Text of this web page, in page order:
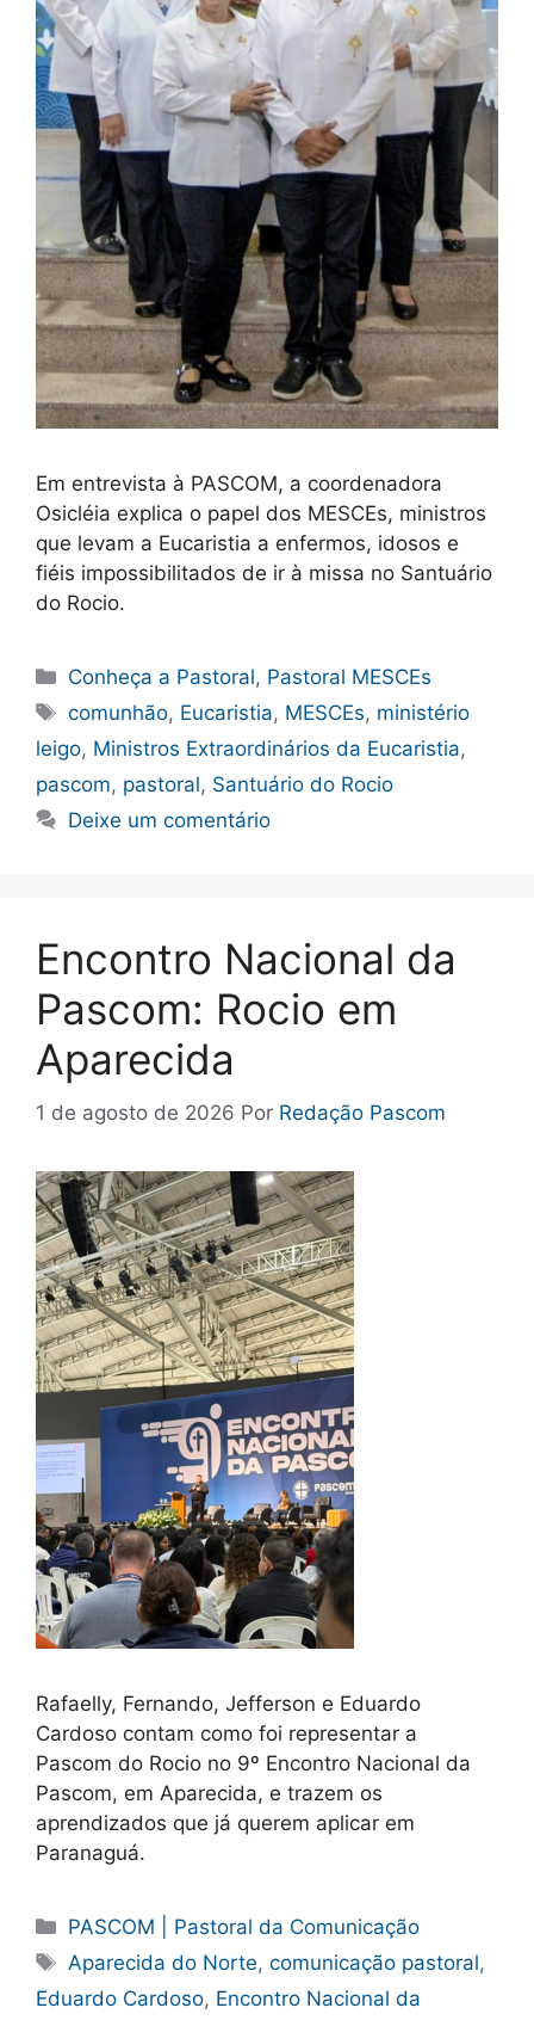
Em entrevista à PASCOM, a coordenadora
Osicléia explica o papel dos MESCEs, ministros
que levam a Eucaristia a enfermos, idosos e
fiéis impossibilitados de ir à missa no Santuário
do Rocio.
Categorias
Conheça a Pastoral, Pastoral MESCEs
Tags
comunhão, Eucaristia, MESCEs, ministério
leigo, Ministros Extraordinários da Eucaristia,
pascom, pastoral, Santuário do Rocio
Deixe um comentário
Encontro Nacional da
Pascom: Rocio em
Aparecida
1 de agosto de 2026 Por Redação Pascom
Rafaelly, Fernando, Jefferson e Eduardo
Cardoso contam como foi representar a
Pascom do Rocio no 9º Encontro Nacional da
Pascom, em Aparecida, e trazem os
aprendizados que já querem aplicar em
Paranaguá.
Categorias
PASCOM | Pastoral da Comunicação
Tags
Aparecida do Norte,comunicação pastoral,
Eduardo Cardoso, Encontro Nacional da